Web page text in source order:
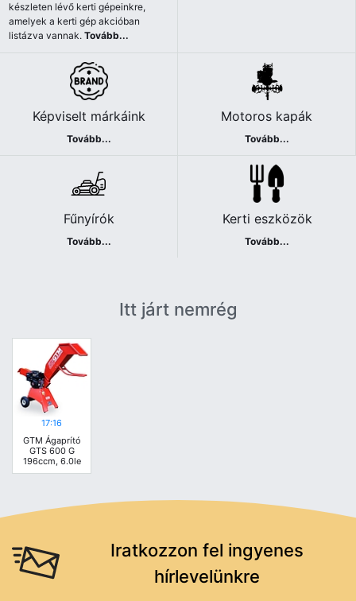
készleten lévő kerti gépeinkre,
amelyek a kerti gép akcióban
listázva vannak.Tovább...
Képviselt márkáink
Tovább...
Motoros kapák
Tovább...
Fűnyírók
Tovább...
Kerti eszközök
Tovább...
Itt járt nemrég
17:16
GTM Ágaprító
GTS 600 G
196ccm, 6.0le
Iratkozzon fel ingyenes
hírlevelünkre